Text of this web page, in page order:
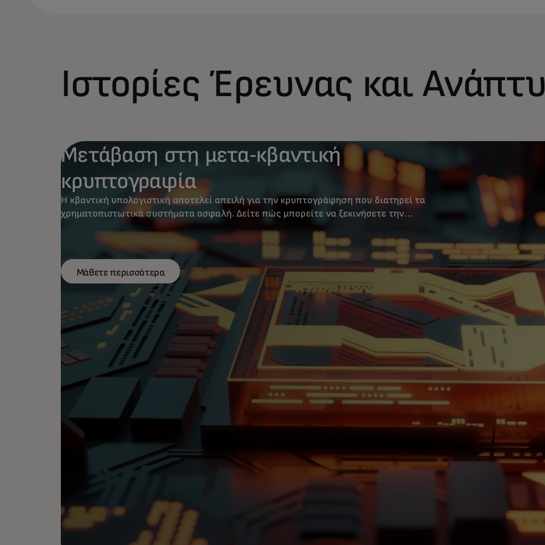
Ιστορίες Έρευνας και
Μετάβαση στη μετα-κβαντική
κρυπτογραφία
Η κβαντική υπολογιστική αποτελεί απειλή για την κρυπτογράφηση που διατηρεί τα
χρηματοπιστωτικά συστήματα ασφαλή. Δείτε πώς μπορείτε να ξεκινήσετε την
προετοιμασία για το κβαντικό μέλλον.
Μάθετε περισσότερα